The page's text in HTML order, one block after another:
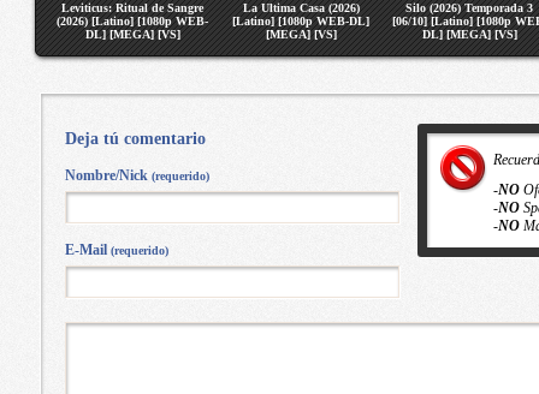
Leviticus: Ritual de Sangre
(2026) [Latino] [1080p WEB-
DL] [MEGA] [VS]
La Ultima Casa (2026)
[Latino] [1080p WEB-DL]
[MEGA] [VS]
Silo (2026) Temporada 3
[06/10] [Latino] [1080p
DL] [MEGA] [VS]
-NO
-NO
-NO
Deja tú comentario
Nombre/Nick (requerido)
E-Mail (requerido)